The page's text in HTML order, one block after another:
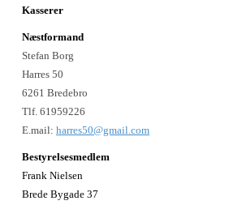
Kasserer
Næstformand
Stefan Borg
Harres 50
6261 Bredebro
Tlf. 61959226
E.mail: harres50@gmail.com
Bestyrelsesmedlem
Frank Nielsen
Brede Bygade 37